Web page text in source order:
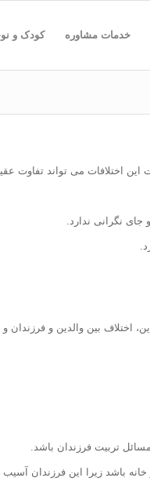
خدمات مشاوره کودک و
اختلافات می تواند تفاوت
نگرانی ندارد.
اختلاف بین والدین و فرزندان
تربیت فرزندان باشد.
باشد زیرا این فرزندان آسیب